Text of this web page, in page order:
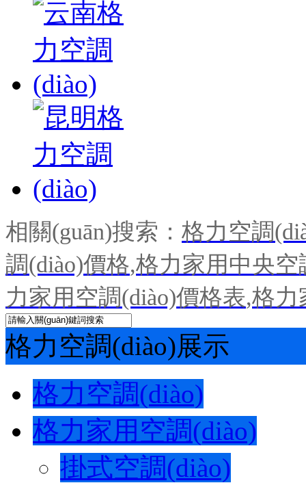
相關(guān)搜索： 格力空調
調(diào)價格,格力家用中央空
力家用空調(diào)價格表,格力
格力空調(diào)展示
格力空調(diào)
格力家用空調(diào)
掛式空調(diào)